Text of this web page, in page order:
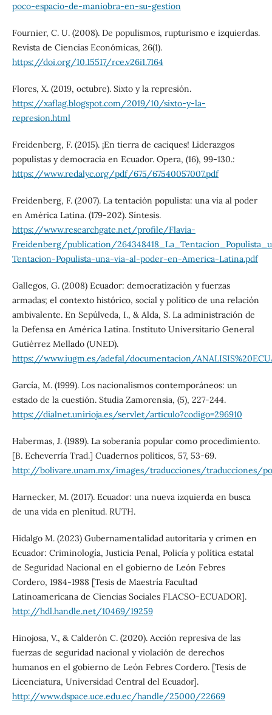
poco-espacio-de-maniobra-en-su-gestion
Fournier, C. U. (2008). De populismos, rupturismo e izquierdas.
Revista de Ciencias Económicas, 26(1).
https://doi.org/10.15517/rce.v26i1.7164
Flores, X. (2019, octubre). Sixto y la represión.
https://xaflag.blogspot.com/2019/10/sixto-y-la-
represion.html
Freidenberg, F. (2015). ¡En tierra de caciques! Liderazgos
populistas y democracia en Ecuador. Opera, (16), 99-130.:
https://www.redalyc.org/pdf/675/67540057007.pdf
Freidenberg, F. (2007). La tentación populista: una vía al poder
en América Latina. (179-202). Síntesis.
https://www.researchgate.net/profile/Flavia-
Freidenberg/publication/
Tentacion-Populista-una-via-al-poder-en-America-Latina.pdf
Gallegos, G. (2008) Ecuador: democratización y fuerzas
armadas; el contexto histórico, social y político de una relación
ambivalente. En Sepúlveda, I., & Alda, S. La administración de
la Defensa en América Latina. Instituto Universitario General
Gutiérrez Mellado (UNED).
https://www.iugm.es/adefal/documentacion/
García, M. (1999). Los nacionalismos contemporáneos: un
estado de la cuestión. Studia Zamorensia, (5), 227-244.
https://dialnet.unirioja.es/servlet/articulo?codigo=296910
Habermas, J. (1989). La soberanía popular como procedimiento.
[B. Echeverría Trad.] Cuadernos políticos, 57, 53-69.
http://bolivare.unam.mx/images/traducciones/traducciones/
Harnecker, M. (2017). Ecuador: una nueva izquierda en busca
de una vida en plenitud. RUTH.
Hidalgo M. (2023) Gubernamentalidad autoritaria y crimen en
Ecuador: Criminología, Justicia Penal, Policía y política estatal
de Seguridad Nacional en el gobierno de León Febres
Cordero, 1984-1988 [Tesis de Maestría Facultad
Latinoamericana de Ciencias Sociales FLACSO-ECUADOR].
http://hdl.handle.net/10469/19259
Hinojosa, V., & Calderón C. (2020). Acción represiva de las
fuerzas de seguridad nacional y violación de derechos
humanos en el gobierno de León Febres Cordero. [Tesis de
Licenciatura, Universidad Central del Ecuador].
http://www.dspace.uce.edu.ec/handle/25000/22669